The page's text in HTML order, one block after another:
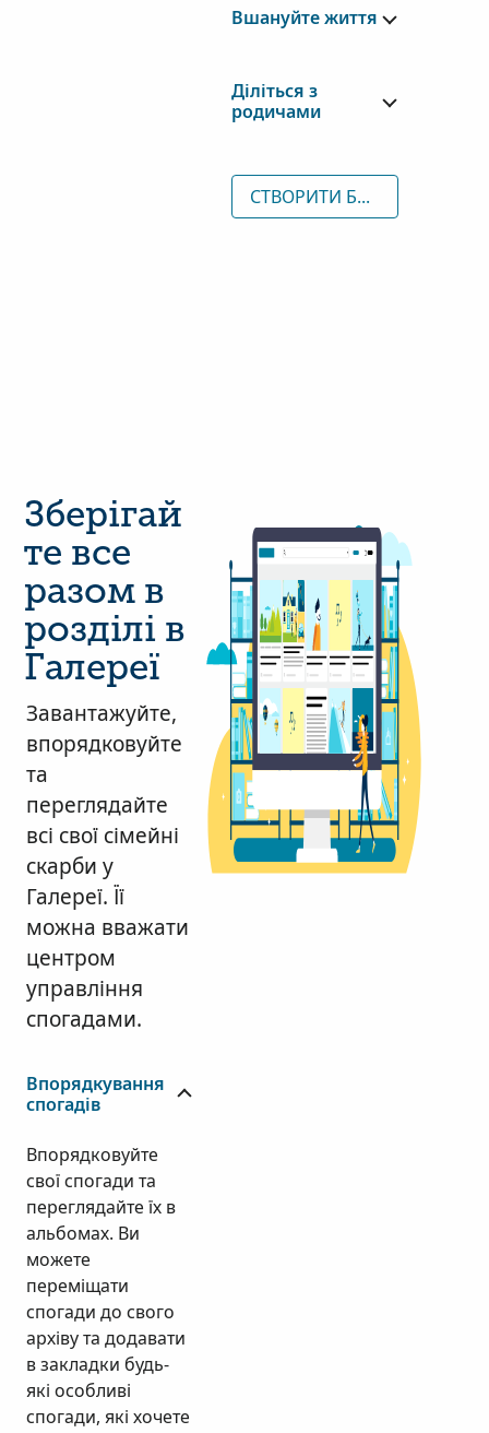
Вшануйте життя
Діліться з
родичами
СТВОРИТИ БЕЗКОШТОВНИЙ АКАУНТ
Зберігай
те все
разом в
розділі в
Галереї
Завантажуйте,
впорядковуйте
та
переглядайте
всі свої сімейні
скарби у
Галереї. Її
можна вважати
центром
управління
спогадами.
Впорядкування
спогадів
Впорядковуйте
свої спогади та
переглядайте їх в
альбомах. Ви
можете
переміщати
спогади до свого
архіву та додавати
в закладки будь-
які особливі
спогади, які хочете